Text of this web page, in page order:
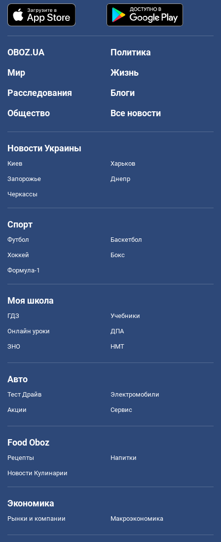
OBOZ.UA
Политика
Мир
Жизнь
Расследования
Блоги
Общество
Все новости
Новости Украины
Киев Харьков
Запорожье Днепр
Черкассы
Спорт
Футбол Баскетбол
Хоккей Бокс
Формула-1
Моя школа
ГДЗ Учебники
Онлайн уроки ДПА
ЗНО НМТ
Авто
Тест Драйв Электромобили
Акции Сервис
Food Oboz
Рецепты Напитки
Новости Кулинарии
Экономика
Рынки и компании Mакроэкономика